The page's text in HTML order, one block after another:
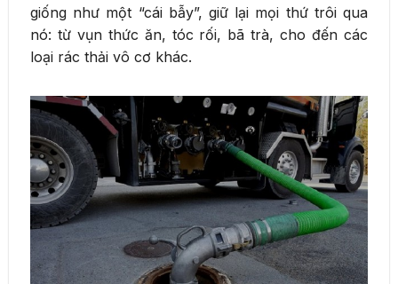
giống như một “cái bẫy”, giữ lại mọi thứ trôi qua
nó: từ vụn thức ăn, tóc rối, bã trà, cho đến các
loại rác thải vô cơ khác.